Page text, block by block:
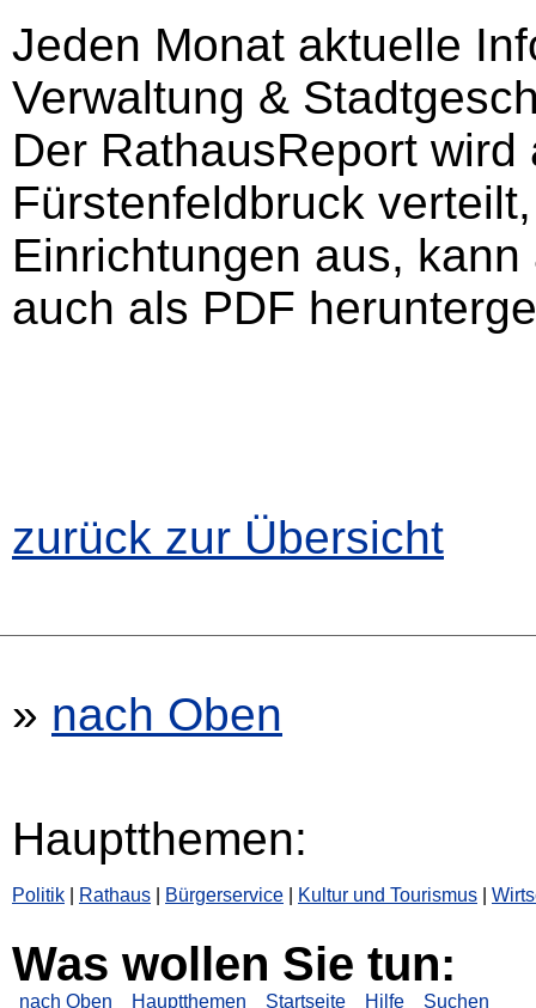
Jeden Monat aktuelle
Verwaltung &
Der RathausReport
Fürstenfeldbruck
Einrichtungen aus,
auch als PDF
zurück zur Übersicht
» nach Oben
Hauptthemen:
Politik Rathaus Bürgerservice Kultur und Tourismus
Was wollen Sie tun:
nach Oben Hauptthemen Startseite Hilfe Suchen